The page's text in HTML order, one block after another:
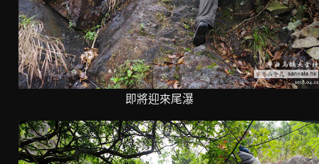
即將迎來尾瀑